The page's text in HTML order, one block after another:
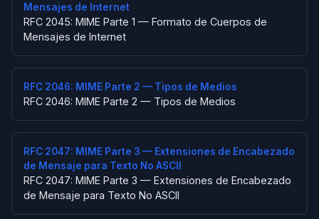
Mensajes de Internet
RFC 2045: MIME Parte 1 — Formato de Cuerpos de
Mensajes de Internet
RFC 2046: MIME Parte 2 — Tipos de Medios
RFC 2046: MIME Parte 2 — Tipos de Medios
RFC 2047: MIME Parte 3 — Extensiones de Encabezado
de Mensaje para Texto No ASCII
RFC 2047: MIME Parte 3 — Extensiones de Encabezado
de Mensaje para Texto No ASCII